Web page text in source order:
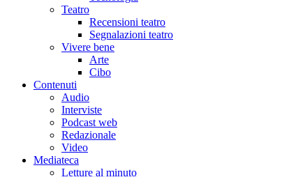
Teatro
Recensioni teatro
Segnalazioni teatro
Vivere bene
Arte
Cibo
Contenuti
Audio
Interviste
Podcast web
Redazionale
Video
Mediateca
Letture al minuto